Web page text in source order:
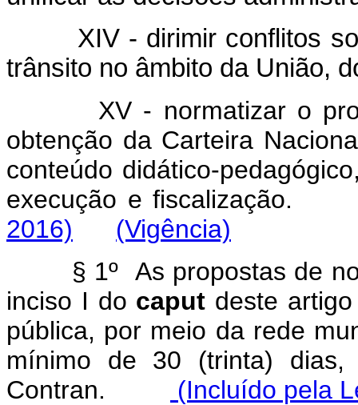
XIV - dirimir conflitos
trânsito no âmbito da União,
XV - normatizar o
obtenção da Carteira
conteúdo didático-
execução e fiscalização.
2016)
(Vigência)
§ 1º As propostas de
inciso I do caput deste
pública, por meio da rede
mínimo de 30 (trinta)
Contran.
(Incluído pela